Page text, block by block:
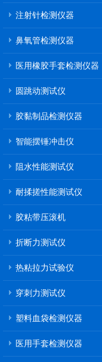
注射针检测仪器
鼻氧管检测仪器
医用橡胶手套检测仪器
圆跳动测试仪
胶黏制品检测仪器
智能摆锤冲击仪
阻水性能测试仪
耐揉搓性能测试仪
胶粘带压滚机
折断力测试仪
热粘拉力试验仪
穿刺力测试仪
塑料血袋检测仪器
医用手套检测仪器